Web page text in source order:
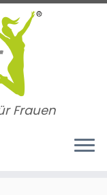
Frauen